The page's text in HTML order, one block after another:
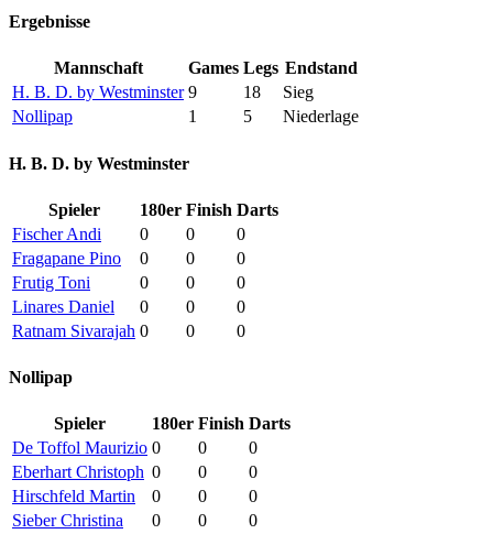
Ergebnisse
Mannschaft Games Legs Endstand
H. B. D. by Westminster 9 18
Sieg
Nollipap
1 5 Niederlage
H. B. D. by Westminster
Spieler 180er Finish Darts
Fischer Andi
0 0
0
Fragapane Pino
0 0
0
Frutig Toni
0 0
0
Linares Daniel
0 0
0
Ratnam Sivarajah 0 0 0
Nollipap
Spieler 180er Finish Darts
De Toffol Maurizio 0 0
0
Eberhart Christoph 0 0
0
Hirschfeld Martin
0 0
0
Sieber Christina
0 0
0